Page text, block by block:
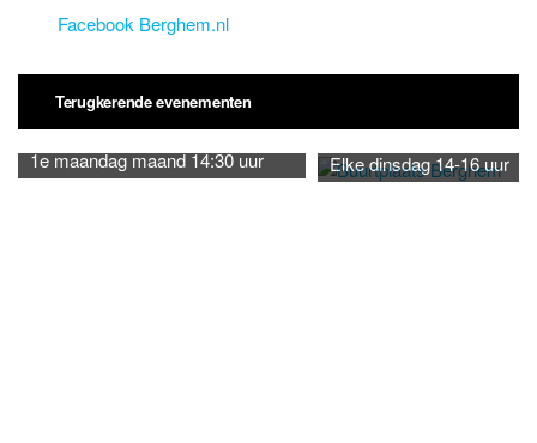
Facebook Berghem.nl
Terugkerende evenementen
1e maandag maand 14:30 uur Elke dinsdag 14-16 uur